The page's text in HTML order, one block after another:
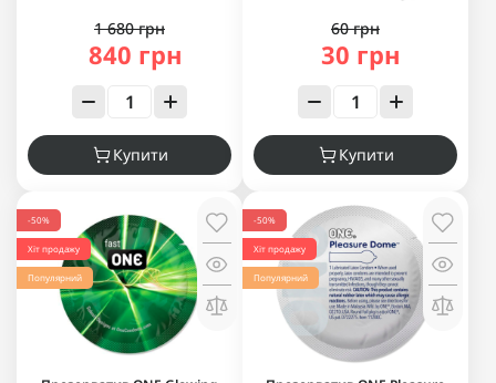
1 680 грн
840 грн
Купити
60 грн
30 грн
Купити
-50%
Хіт продажу
Популярний
-50%
Хіт продажу
Популярний